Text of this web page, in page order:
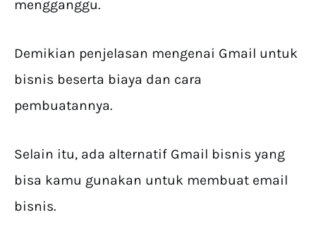
mengganggu.
Demikian penjelasan mengenai Gmail untuk
bisnis beserta biaya dan cara
pembuatannya.
Selain itu, ada alternatif Gmail bisnis yang
bisa kamu gunakan untuk membuat email
bisnis.